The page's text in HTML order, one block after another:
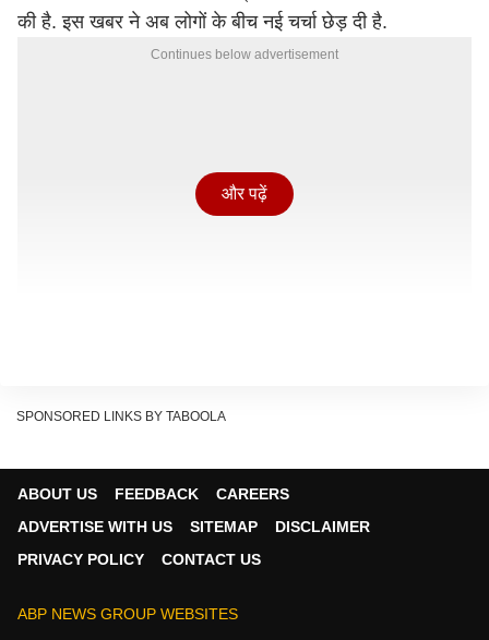
की है. इस खबर ने अब लोगों के बीच नई चर्चा छेड़ दी है.
Continues below advertisement
लीटर की कटौती की है. कटौती के बाद वहां पेट्रोल की कीमत
और पढ़ें
SPONSORED LINKS BY TABOOLA
ABOUT US FEEDBACK
CAREERS
ADVERTISE WITH US
SITEMAP
DISCLAIMER
PRIVACY POLICY
CONTACT US
ABP NEWS GROUP WEBSITES